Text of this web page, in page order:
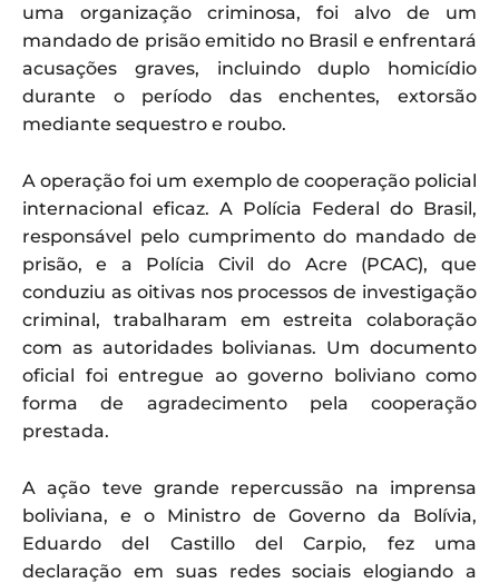
uma organização criminosa, foi alvo de um
mandado de prisão emitido no Brasil e enfrentará
acusações graves, incluindo duplo homicídio
durante o período das enchentes, extorsão
mediante sequestro e roubo.
A operação foi um exemplo de cooperação policial
internacional eficaz. A Polícia Federal do Brasil,
responsável pelo cumprimento do mandado de
prisão, e a Polícia Civil do Acre (PCAC), que
conduziu as oitivas nos processos de investigação
criminal, trabalharam em estreita colaboração
com as autoridades bolivianas. Um documento
oficial foi entregue ao governo boliviano como
forma de agradecimento pela cooperação
prestada.
A ação teve grande repercussão na imprensa
boliviana, e o Ministro de Governo da Bolívia,
Eduardo del Castillo del Carpio, fez uma
declaração em suas redes sociais elogiando a